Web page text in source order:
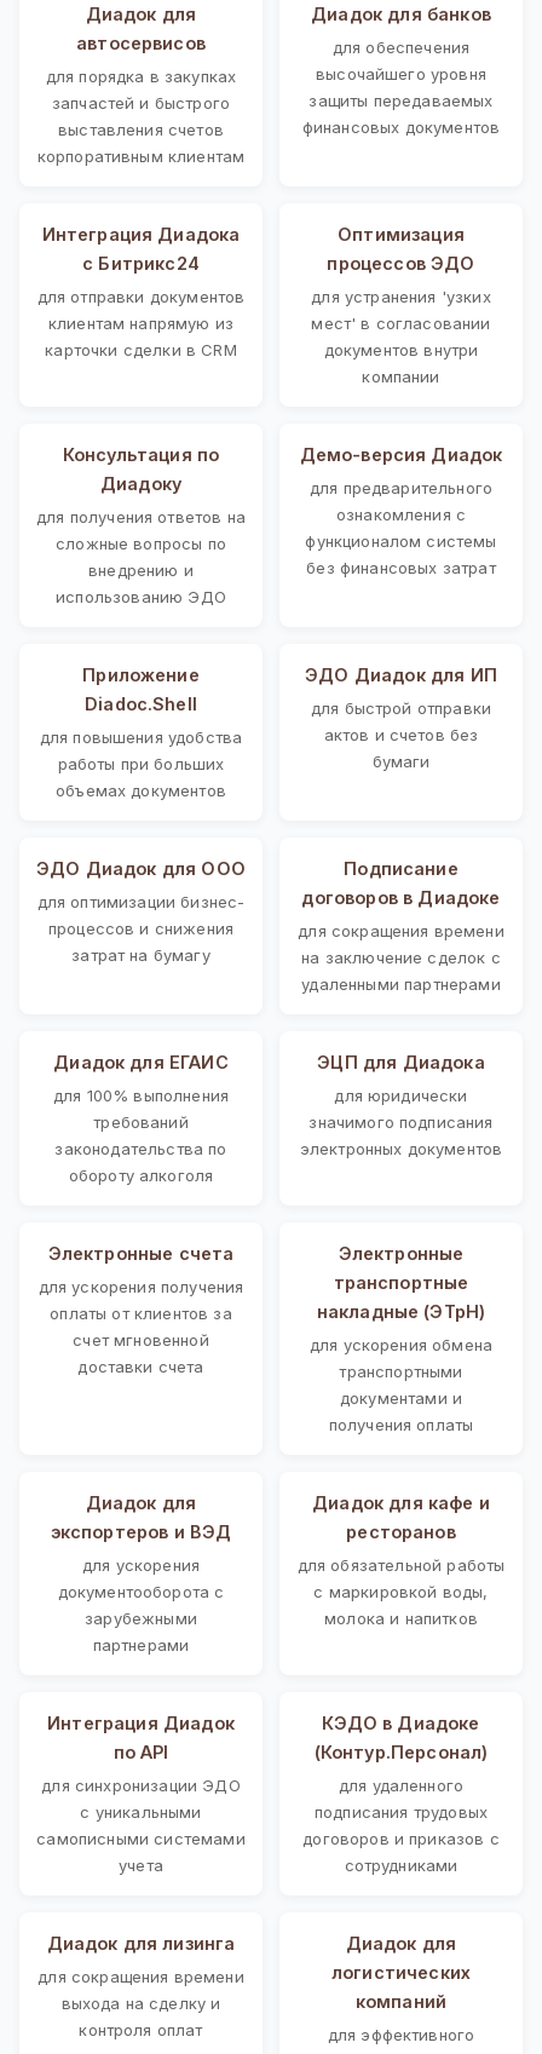
Диадок для
автосервисов
для порядка в закупках
запчастей и быстрого
выставления счетов
корпоративным клиентам
Диадок для банков
для обеспечения
высочайшего уровня
защиты передаваемых
финансовых документов
Интеграция Диадока
с Битрикс24
для отправки документов
клиентам напрямую из
карточки сделки в CRM
Оптимизация
процессов ЭДО
для устранения 'узких
мест' в согласовании
документов внутри
компании
Консультация по
Диадоку
для получения ответов на
сложные вопросы по
внедрению и
использованию ЭДО
Демо-версия Диадок
для предварительного
ознакомления с
функционалом системы
без финансовых затрат
Приложение
Diadoc.Shell
для повышения удобства
работы при больших
объемах документов
ЭДО Диадок для ИП
для быстрой отправки
актов и счетов без
бумаги
ЭДО Диадок для ООО
для оптимизации бизнес-
процессов и снижения
затрат на бумагу
Подписание
договоров в Диадоке
для сокращения времени
на заключение сделок с
удаленными партнерами
Диадок для ЕГАИС
для 100% выполнения
требований
законодательства по
обороту алкоголя
ЭЦП для Диадока
для юридически
значимого подписания
электронных документов
Электронные счета
для ускорения получения
оплаты от клиентов за
счет мгновенной
доставки счета
Электронные
транспортные
накладные (ЭТрН)
для ускорения обмена
транспортными
документами и
получения оплаты
Диадок для
экспортеров и ВЭД
для ускорения
документооборота с
зарубежными
партнерами
Диадок для кафе и
ресторанов
для обязательной работы
с маркировкой воды,
молока и напитков
Интеграция Диадок
по API
для синхронизации ЭДО
с уникальными
самописными системами
учета
КЭДО в Диадоке
(Контур.Персонал)
для удаленного
подписания трудовых
договоров и приказов с
сотрудниками
Диадок для лизинга
для сокращения времени
выхода на сделку и
контроля оплат
Диадок для
логистических
компаний
для эффективного